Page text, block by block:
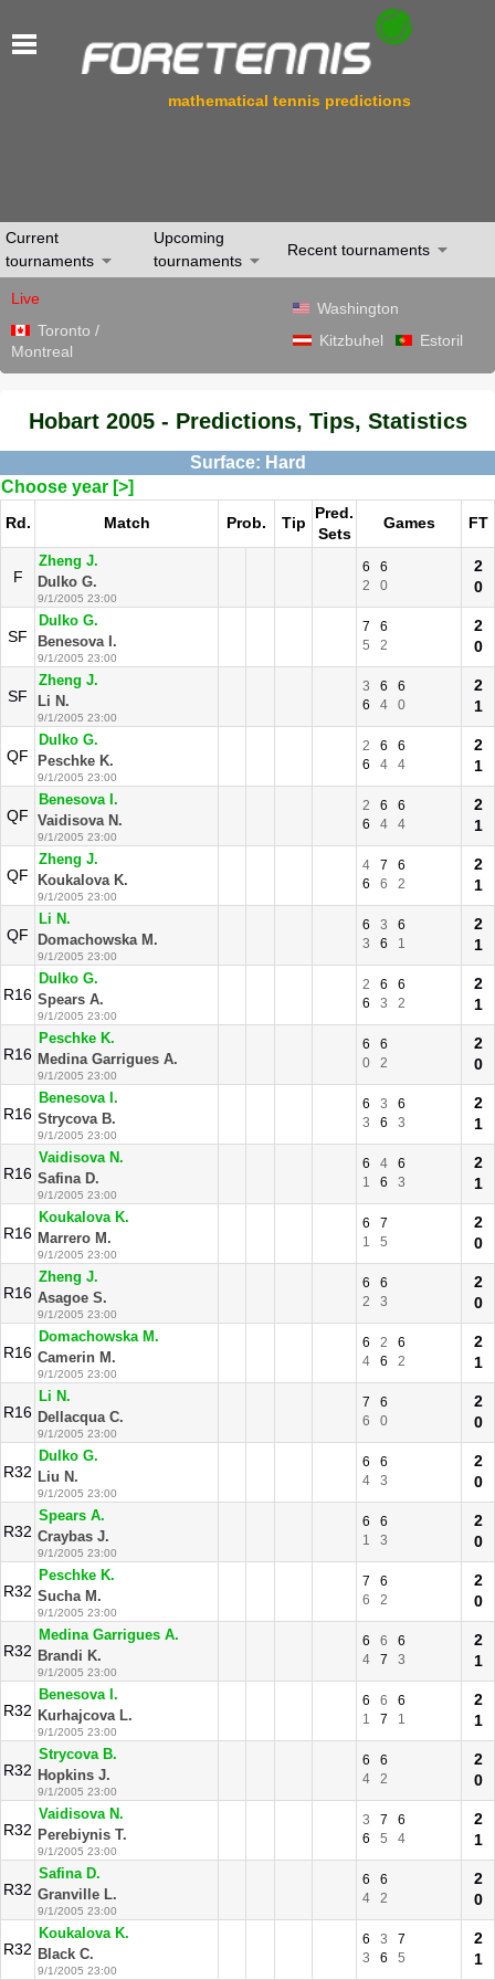
mathematical tennis predictions
Current
tournaments
Upcoming
tournaments
Recent tournaments
Live
Toronto /
Montreal
Washington
Kitzbuhel
Estoril
Hobart 2005 - Predictions, Tips, Statistics
Surface: Hard
Choose year [>]
Rd. Match Prob. Tip
Pred.
Sets
Games FT
F
Zheng J.
Dulko G.
9/1/2005 23:00
6
6
2
0
2
0
SF
Dulko G.
Benesova I.
9/1/2005 23:00
7
6
5
2
2
0
SF
Zheng J.
Li N.
9/1/2005 23:00
3 6
6
6
4 0
2
1
QF
Dulko G.
Peschke K.
9/1/2005 23:00
2 6
6
6
4 4
2
1
QF
Benesova I.
Vaidisova N.
9/1/2005 23:00
2 6
6
6
4 4
2
1
QF
Zheng J.
Koukalova K.
9/1/2005 23:00
4 7
6
6
6 2
2
1
QF
Li N.
Domachowska M.
9/1/2005 23:00
6 3
6
3
6 1
2
1
R16
Dulko G.
Spears A.
9/1/2005 23:00
2 6
6
6
3 2
2
1
R16
Peschke K.
Medina Garrigues A.
9/1/2005 23:00
6
6
0
2
2
0
R16
Benesova I.
Strycova B.
9/1/2005 23:00
6 3
6
3
6 3
2
1
R16
Vaidisova N.
Safina D.
9/1/2005 23:00
6 4
6
1
6 3
2
1
R16
Koukalova K.
Marrero M.
9/1/2005 23:00
6
7
1
5
2
0
R16
Zheng J.
Asagoe S.
9/1/2005 23:00
6
6
2
3
2
0
R16
Domachowska M.
Camerin M.
9/1/2005 23:00
6 2
6
4
6 2
2
1
R16
Li N.
Dellacqua C.
9/1/2005 23:00
7
6
6
0
2
0
R32
Dulko G.
Liu N.
9/1/2005 23:00
6
6
4
3
2
0
R32
Spears A.
Craybas J.
9/1/2005 23:00
6
6
1
3
2
0
R32
Peschke K.
Sucha M.
9/1/2005 23:00
7
6
6
2
2
0
R32
Medina Garrigues A.
Brandi K.
9/1/2005 23:00
6 6
6
4
7 3
2
1
R32
Benesova I.
Kurhajcova L.
9/1/2005 23:00
6 6
6
1
7 1
2
1
R32
Strycova B.
Hopkins J.
9/1/2005 23:00
6
6
4
2
2
0
R32
Vaidisova N.
Perebiynis T.
9/1/2005 23:00
3 7
6
6
5 4
2
1
R32
Safina D.
Granville L.
9/1/2005 23:00
6
6
4
2
2
0
R32
Koukalova K.
Black C.
9/1/2005 23:00
6 3
7
3
6 5
2
1